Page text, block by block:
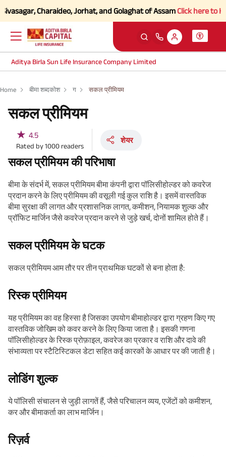
Charaideo, Jorhat, and Golaghat of AssamClick here to Know
Aditya Birla Sun Life Insurance Company Limited
Home बीमा शब्दकोश ग सकल प्रीमियम
सकल प्रीमियम
★ 4.5
Rated by1000 readers
शेयर
सकल प्रीमियम की परिभाषा
बीमा के संदर्भ में, सकल प्रीमियम बीमा कंपनी द्वारा पॉलिसीहोल्डर को कवरेज
प्रदान करने के लिए प्रीमियम की वसूली गई कुल राशि है। इसमें वास्तविक
बीमा सुरक्षा की लागत और प्रशासनिक लागत, कमीशन, नियामक शुल्क और
प्रॉफिट मार्जिन जैसे कवरेज प्रदान करने से जुड़े खर्च, दोनों शामिल होते हैं।
सकल प्रीमियम के घटक
सकल प्रीमियम आम तौर पर तीन प्राथमिक घटकों से बना होता है:
रिस्क प्रीमियम
यह प्रीमियम का वह हिस्सा है जिसका उपयोग बीमाहोल्डर द्वारा ग्रहण किए गए
वास्तविक जोखिम को कवर करने के लिए किया जाता है। इसकी गणना
पॉलिसीहोल्डर के रिस्क प्रोफ़ाइल, कवरेज का प्रकार व राशि और दावे की
संभाव्यता पर स्टैटिस्टिकल डेटा सहित कई कारकों के आधार पर की जाती है।
लोडिंग शुल्क
ये पॉलिसी संचालन से जुड़ी लागतें हैं, जैसे परिचालन व्यय, एजेंटों को कमीशन,
कर और बीमाकर्ता का लाभ मार्जिन।
रिज़र्व